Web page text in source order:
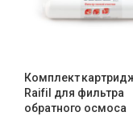
Комплект
Raifil для фильтра
обратного осмоса